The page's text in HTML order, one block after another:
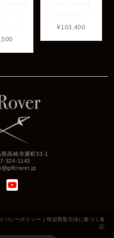
¥103,400
高崎市通町33-1
324-1143
バシーポリシー | 特定商取引法に基づく表
記